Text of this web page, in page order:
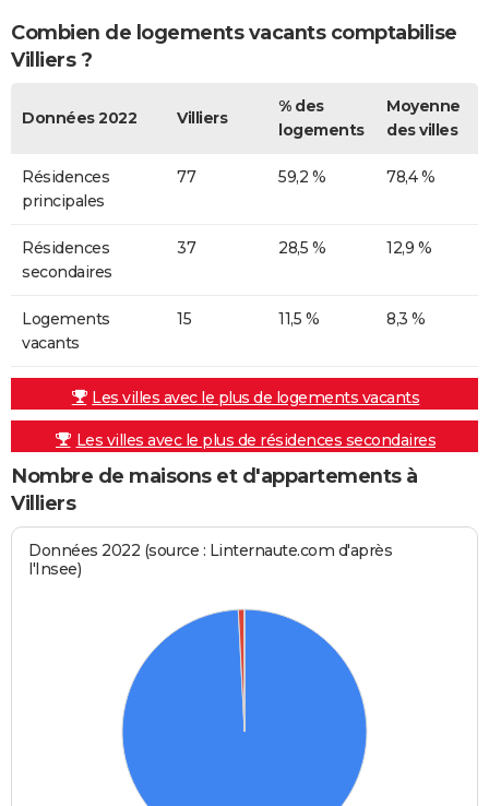
Combien de logements vacants comptabilise
Villiers ?
Données 2022 Villiers
% des
logements
Moyenne
des villes
Résidences
principales
77 59,2 % 78,4 %
Résidences
secondaires
37 28,5 % 12,9 %
Logements
vacants
15 11,5 % 8,3 %
Les villes avec le plus de logements vacants
Les villes avec le plus de résidences secondaires
Nombre de maisons et d'appartements à
Villiers
Données 2022 (source : Linternaute.com d'après
l'Insee)